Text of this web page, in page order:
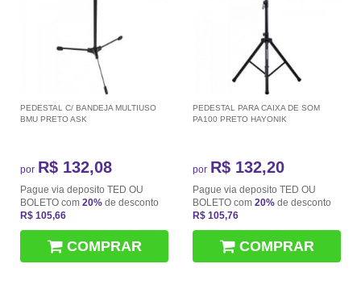
PEDESTAL C/ BANDEJA MULTIUSO
BMU PRETO ASK
por R$ 132,08
Pague via deposito TED OU
BOLETO com 20% de desconto
R$ 105,66
COMPRAR
PEDESTAL PARA CAIXA DE SOM
PA100 PRETO HAYONIK
por R$ 132,20
Pague via deposito TED OU
BOLETO com 20% de desconto
R$ 105,76
COMPRAR